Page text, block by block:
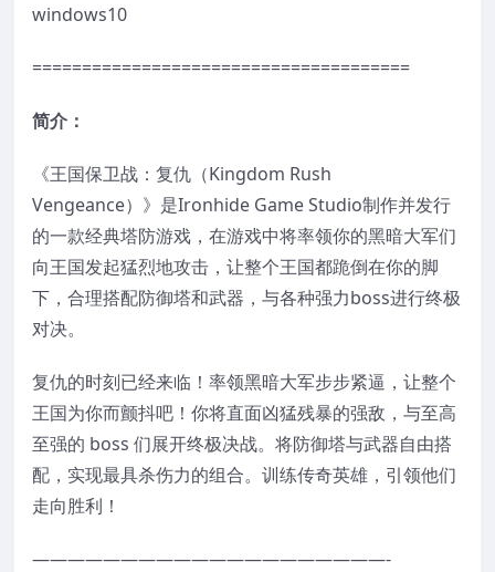
windows10
======================================
简介：
《王国保卫战：复仇（Kingdom Rush
Vengeance）》是Ironhide Game Studio制作并发行
的一款经典塔防游戏，在游戏中将率领你的黑暗大军们
向王国发起猛烈地攻击，让整个王国都跪倒在你的脚
下，合理搭配防御塔和武器，与各种强力boss进行终极
对决。
复仇的时刻已经来临！率领黑暗大军步步紧逼，让整个
王国为你而颤抖吧！你将直面凶猛残暴的强敌，与至高
至强的 boss 们展开终极决战。将防御塔与武器自由搭
配，实现最具杀伤力的组合。训练传奇英雄，引领他们
走向胜利！
————————————————————-